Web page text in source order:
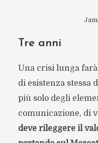
Tre anni
Una crisi lunga
di esistenza stessa
più solo degli
comunicazione, di
deve rileggere il